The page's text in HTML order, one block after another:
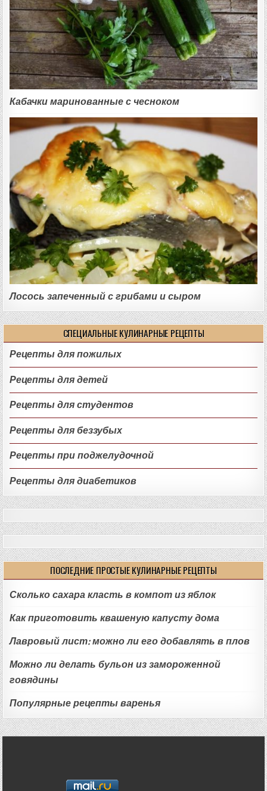
Кабачки маринованные с чесноком
Лосось запеченный с грибами и сыром
СПЕЦИАЛЬНЫЕ КУЛИНАРНЫЕ РЕЦЕПТЫ
Рецепты для пожилых
Рецепты для детей
Рецепты для студентов
Рецепты для беззубых
Рецепты при поджелудочной
Рецепты для диабетиков
ПОСЛЕДНИЕ ПРОСТЫЕ КУЛИНАРНЫЕ РЕЦЕПТЫ
Сколько сахара класть в компот из яблок
Как приготовить квашеную капусту дома
Лавровый лист: можно ли его добавлять в плов
Можно ли делать бульон из замороженной
говядины
Популярные рецепты варенья